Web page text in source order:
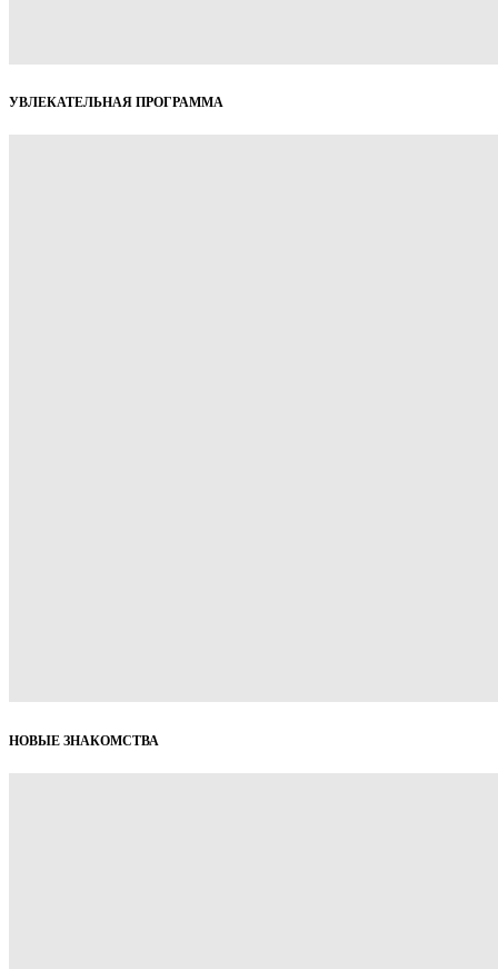
УВЛЕКАТЕЛЬНАЯ ПРОГРАММА
НОВЫЕ ЗНАКОМСТВА